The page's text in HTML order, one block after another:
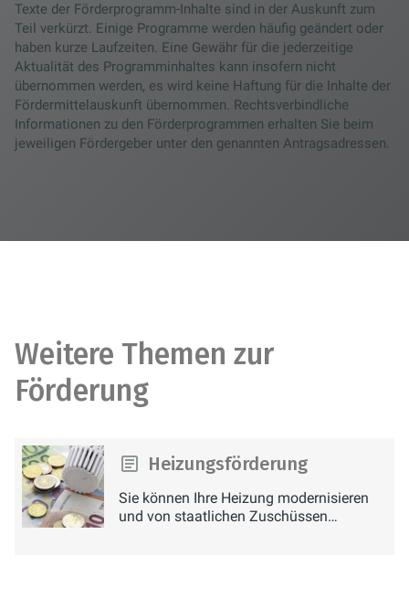
Texte der Förderprogramm-Inhalte sind in der Auskunft zum
Teil verkürzt. Einige Programme werden häufig geändert oder
haben kurze Laufzeiten. Eine Gewähr für die jederzeitige
Aktualität des Programminhaltes kann insofern nicht
übernommen werden, es wird keine Haftung für die Inhalte der
Fördermittelauskunft übernommen. Rechtsverbindliche
Informationen zu den Förderprogrammen erhalten Sie beim
jeweiligen Fördergeber unter den genannten Antragsadressen.
Weitere Themen zur
Förderung
Heizungsförderung
Sie können Ihre Heizung modernisieren
und von staatlichen Zuschüssen